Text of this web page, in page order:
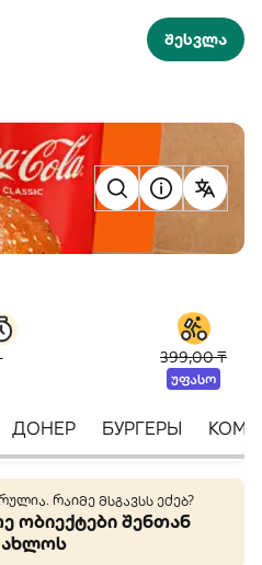
შესვლა
399,00 ₸
უფასო
ДОНЕР БУРГЕРЫ
რაიმე მსგავსს ეძებ?
ობიექტები შენთან
ახლოს